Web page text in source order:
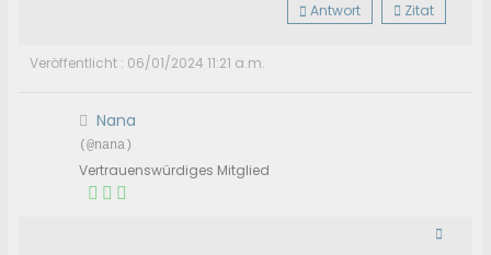
Antwort Zitat
Veröffentlicht : 06/01/2024 11:21 a.m.
Nana
(@nana)
Vertrauenswürdiges Mitglied